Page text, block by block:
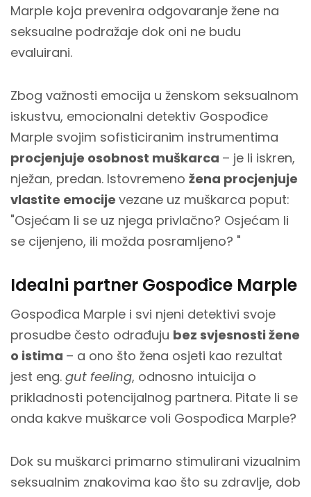
Marple koja prevenira odgovaranje žene na
seksualne podražaje dok oni ne budu
evaluirani.
Zbog važnosti emocija u ženskom seksualnom
iskustvu, emocionalni detektiv Gospođice
Marple svojim sofisticiranim instrumentima
procjenjuje osobnost muškarca – je li iskren,
nježan, predan. Istovremeno žena procjenjuje
vlastite emocije vezane uz muškarca poput:
"Osjećam li se uz njega privlačno? Osjećam li
se cijenjeno, ili možda posramljeno? "
Idealni partner Gospođice Marple
Gospođica Marple i svi njeni detektivi svoje
prosudbe često odrađuju bez svjesnosti žene
o istima – a ono što žena osjeti kao rezultat
jest eng. gut feeling, odnosno intuicija o
prikladnosti potencijalnog partnera. Pitate li se
onda kakve muškarce voli Gospođica Marple?
Dok su muškarci primarno stimulirani vizualnim
seksualnim znakovima kao što su zdravlje, dob